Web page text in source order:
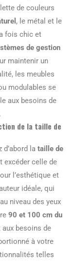
de couleurs
, le métal et le
fois chic et
de gestion
maintenir un
les meubles
modulables se
aux besoins de
de la taille de
la taille de
excéder celle de
l’esthétique et
idéale, qui
niveau des yeux
90 et 100 cm du
aux besoins de
à votre
telles